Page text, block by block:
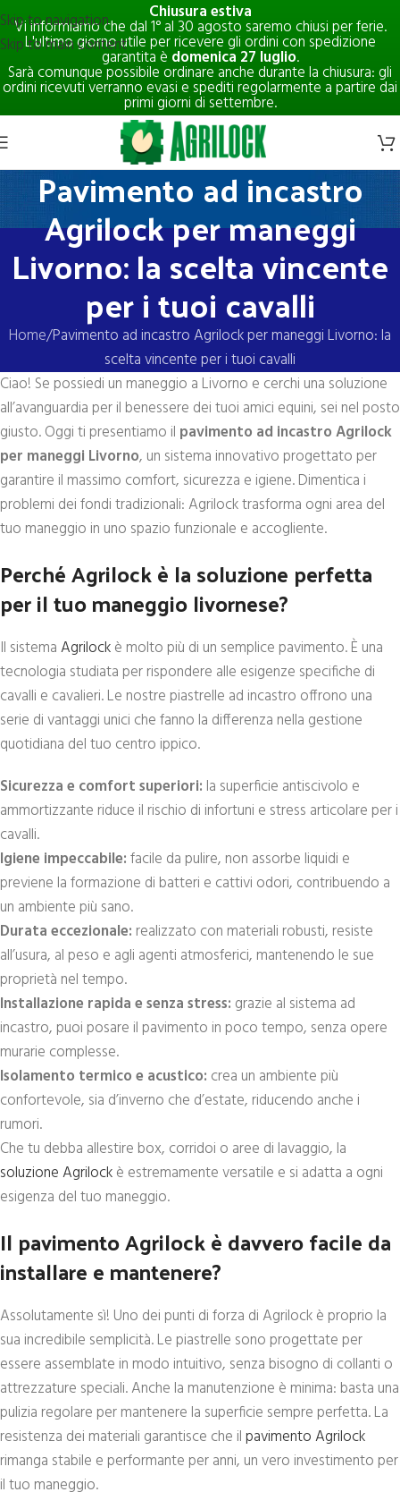
Chiusura estiva
Vi informiamo che dal 1° al 30 agosto saremo chiusi per ferie.
L'ultimo giorno utile per ricevere gli ordini con spedizione
garantita è domenica 27 luglio.
Sarà comunque possibile ordinare anche durante la chiusura: gli
ordini ricevuti verranno evasi e spediti regolarmente a partire dai
primi giorni di settembre.
Skip to navigation
Skip to main content
Pavimento ad incastro
Agrilock per maneggi
Livorno: la scelta vincente
per i tuoi cavalli
Home Pavimento ad incastro Agrilock per maneggi Livorno: la
scelta vincente per i tuoi cavalli
Ciao! Se possiedi un maneggio a Livorno e cerchi una soluzione
all’avanguardia per il benessere dei tuoi amici equini, sei nel posto
giusto. Oggi ti presentiamo il pavimento ad incastro Agrilock
per maneggi Livorno, un sistema innovativo progettato per
garantire il massimo comfort, sicurezza e igiene. Dimentica i
problemi dei fondi tradizionali: Agrilock trasforma ogni area del
tuo maneggio in uno spazio funzionale e accogliente.
Perché Agrilock è la soluzione perfetta
per il tuo maneggio livornese?
Il sistemaAgrilockè molto più di un semplice pavimento. È una
tecnologia studiata per rispondere alle esigenze specifiche di
cavalli e cavalieri. Le nostre piastrelle ad incastro offrono una
serie di vantaggi unici che fanno la differenza nella gestione
quotidiana del tuo centro ippico.
Sicurezza e comfort superiori: la superficie antiscivolo e
ammortizzante riduce il rischio di infortuni e stress articolare per i
cavalli.
Igiene impeccabile:facile da pulire, non assorbe liquidi e
previene la formazione di batteri e cattivi odori, contribuendo a
un ambiente più sano.
Durata eccezionale: realizzato con materiali robusti, resiste
all’usura, al peso e agli agenti atmosferici, mantenendo le sue
proprietà nel tempo.
Installazione rapida e senza stress: grazie al sistema ad
incastro, puoi posare il pavimento in poco tempo, senza opere
murarie complesse.
Isolamento termico e acustico: crea un ambiente più
confortevole, sia d’inverno che d’estate, riducendo anche i
rumori.
Che tu debba allestire box, corridoi o aree di lavaggio, la
soluzione Agrilockè estremamente versatile e si adatta a ogni
esigenza del tuo maneggio.
Il pavimento Agrilock è davvero facile da
installare e mantenere?
Assolutamente sì! Uno dei punti di forza di Agrilock è proprio la
sua incredibile semplicità. Le piastrelle sono progettate per
essere assemblate in modo intuitivo, senza bisogno di collanti o
attrezzature speciali. Anche la manutenzione è minima: basta una
pulizia regolare per mantenere la superficie sempre perfetta. La
resistenza dei materiali garantisce che ilpavimento Agrilock
rimanga stabile e performante per anni, un vero investimento per
il tuo maneggio.